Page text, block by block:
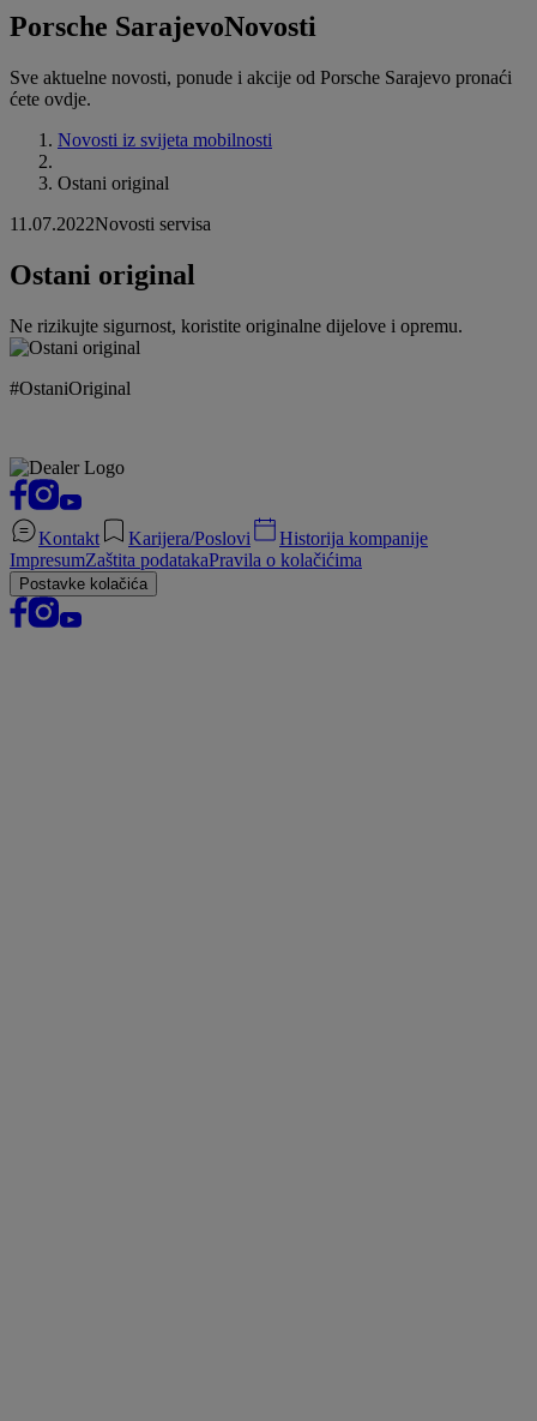
Porsche SarajevoNovosti
Sve aktuelne novosti, ponude i akcije od Porsche Sarajevo pronaći
ćete ovdje.
Novosti iz svijeta mobilnosti
Ostani original
11.07.2022Novosti servisa
Ostani original
Ne rizikujte sigurnost, koristite originalne dijelove i opremu.
#OstaniOriginal
Kontakt Karijera/Poslovi
Historija kompanije
ImpresumZaštita podatakaPravila o kolačićima
Postavke kolačića